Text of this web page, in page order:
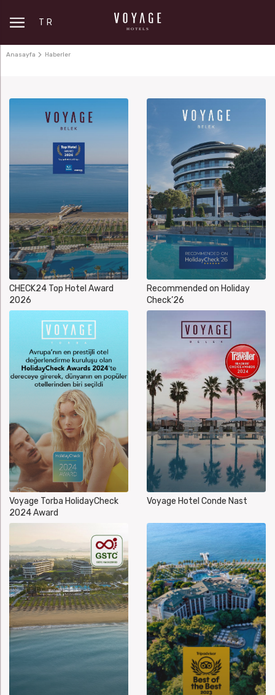
TR
Anasayfa Haberler
CHECK24 Top Hotel Award
2026
Recommended on Holiday
Check’26
Voyage Torba HolidayCheck
2024 Award
Voyage Hotel Conde Nast